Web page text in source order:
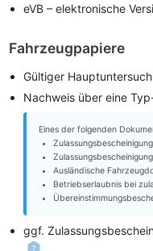
eVB – elektronische
Fahrzeugpapiere
Gültiger
Nachweis über eine
Eines der folgenden
Ausländische
Betriebserlaubnis bei
ggf.